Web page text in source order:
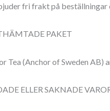
fri frakt på beställningar
PAKET
Tea (Anchor of Sweden
ELLER SAKNADE